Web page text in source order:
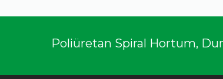
Poliüretan Spiral Hortum,